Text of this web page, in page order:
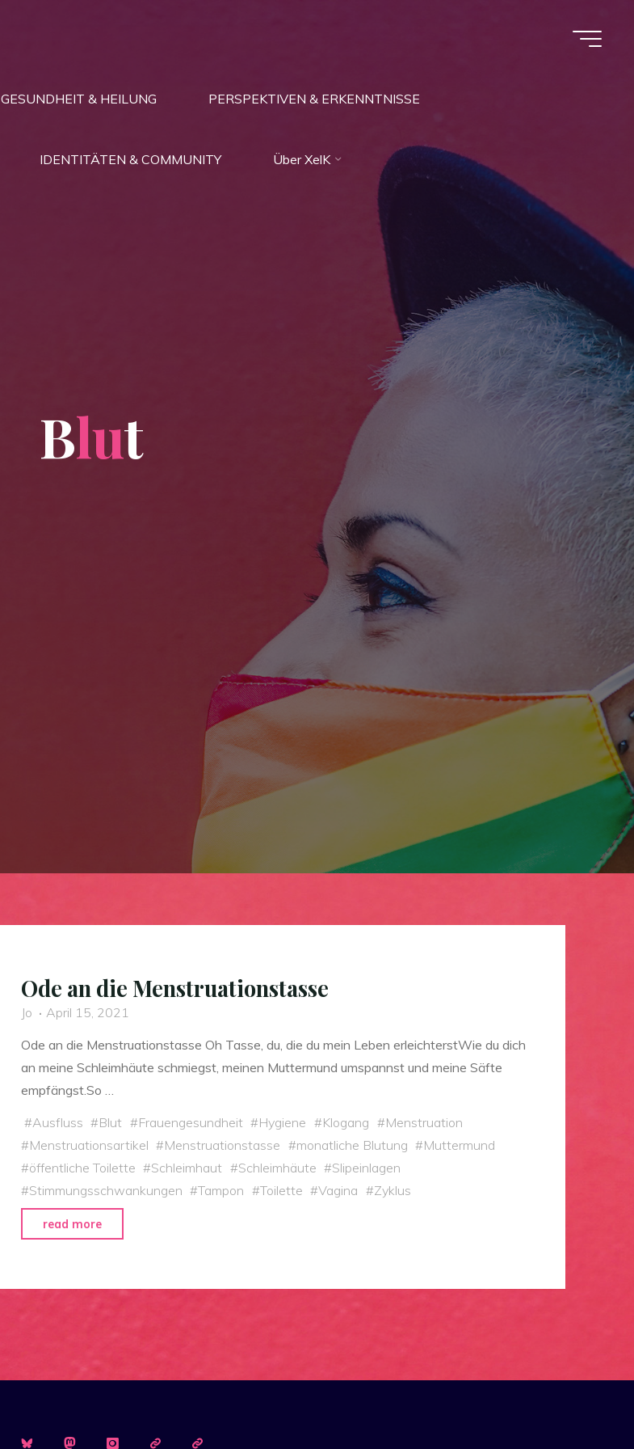
GESUNDHEIT & HEILUNG PERSPEKTIVEN & ERKENNTNISSE
IDENTITÄTEN & COMMUNITY Über XelK
Blut
Ode an die Menstruationstasse
Jo
April 15, 2021
Ode an die Menstruationstasse Oh Tasse, du, die du mein Leben erleichterstWie du dich
an meine Schleimhäute schmiegst, meinen Muttermund umspannst und meine Säfte
empfängst.So …
#Ausfluss #Blut #Frauengesundheit #Hygiene #Klogang #Menstruation
#Menstruationsartikel #Menstruationstasse #monatliche Blutung #Muttermund
#öffentliche Toilette #Schleimhaut #Schleimhäute #Slipeinlagen
#Stimmungsschwankungen #Tampon #Toilette #Vagina #Zyklus
read more
Menstruationstasse"